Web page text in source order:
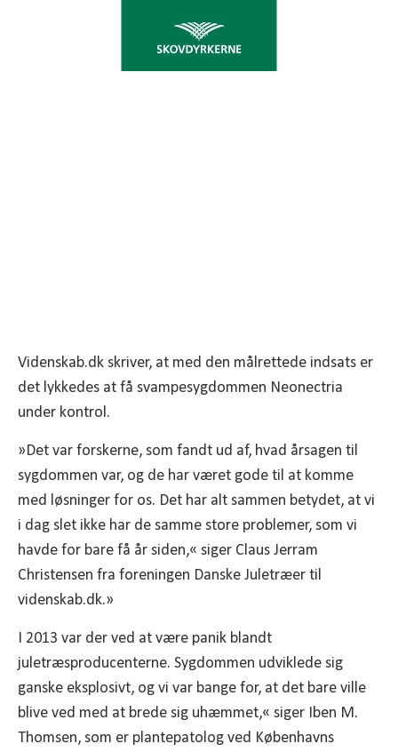
Videnskab.dk skriver, at med den målrettede indsats er
det lykkedes at få svampesygdommen Neonectria
under kontrol.
»Det var forskerne, som fandt ud af, hvad årsagen til
sygdommen var, og de har været gode til at komme
med løsninger for os. Det har alt sammen betydet, at vi
i dag slet ikke har de samme store problemer, som vi
havde for bare få år siden,« siger Claus Jerram
Christensen fra foreningen Danske Juletræer til
videnskab.dk.»
I 2013 var der ved at være panik blandt
juletræsproducenterne. Sygdommen udviklede sig
ganske eksplosivt, og vi var bange for, at det bare ville
blive ved med at brede sig uhæmmet,« siger Iben M.
Thomsen, som er plantepatolog ved Københavns